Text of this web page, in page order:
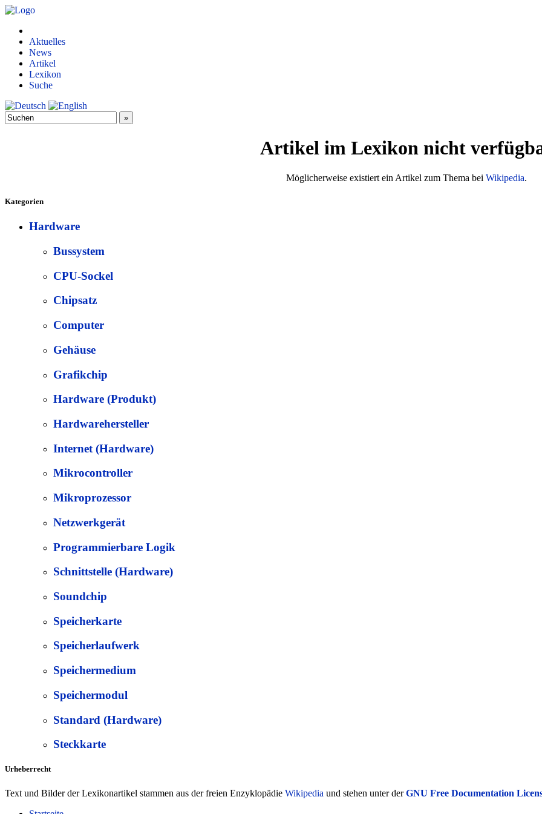
Aktuelles
News
Artikel
Lexikon
Suche
Artikel im Lexikon nicht
Möglicherweise existiert ein Artikel zum Thema bei Wikipedia.
Kategorien
Hardware
Bussystem
CPU-Sockel
Chipsatz
Computer
Gehäuse
Grafikchip
Hardware (Produkt)
Hardwarehersteller
Internet (Hardware)
Mikrocontroller
Mikroprozessor
Netzwerkgerät
Programmierbare Logik
Schnittstelle (Hardware)
Soundchip
Speicherkarte
Speicherlaufwerk
Speichermedium
Speichermodul
Standard (Hardware)
Steckkarte
Urheberrecht
Text und Bilder der Lexikonartikel stammen aus der freien Enzyklopädie Wikipedia und stehen unter derGNU Free Documentation